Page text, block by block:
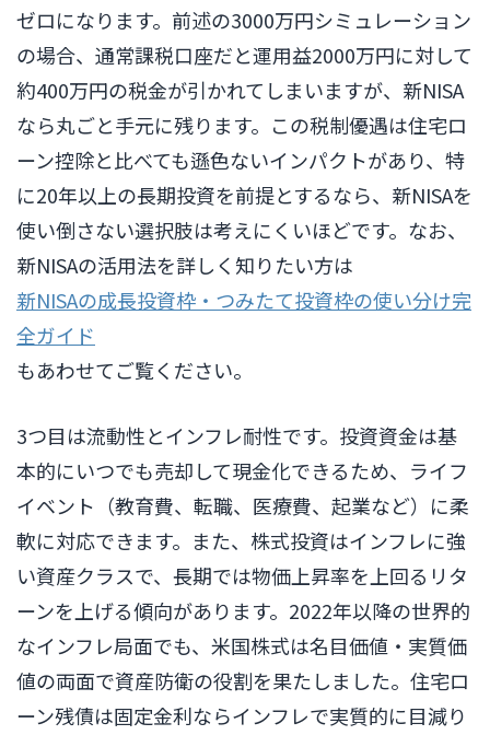
ゼロになります。前述の3000万円シミュレーション
の場合、通常課税口座だと運用益2000万円に対して
約400万円の税金が引かれてしまいますが、新NISA
なら丸ごと手元に残ります。この税制優遇は住宅ロ
ーン控除と比べても遜色ないインパクトがあり、特
に20年以上の長期投資を前提とするなら、新NISAを
使い倒さない選択肢は考えにくいほどです。なお、
新NISAの活用法を詳しく知りたい方は
新NISAの成長投資枠・つみたて投資枠の使い分け完
全ガイド
もあわせてご覧ください。
3つ目は流動性とインフレ耐性です。投資資金は基
本的にいつでも売却して現金化できるため、ライフ
イベント（教育費、転職、医療費、起業など）に柔
軟に対応できます。また、株式投資はインフレに強
い資産クラスで、長期では物価上昇率を上回るリタ
ーンを上げる傾向があります。2022年以降の世界的
なインフレ局面でも、米国株式は名目価値・実質価
値の両面で資産防衛の役割を果たしました。住宅ロ
ーン残債は固定金利ならインフレで実質的に目減り